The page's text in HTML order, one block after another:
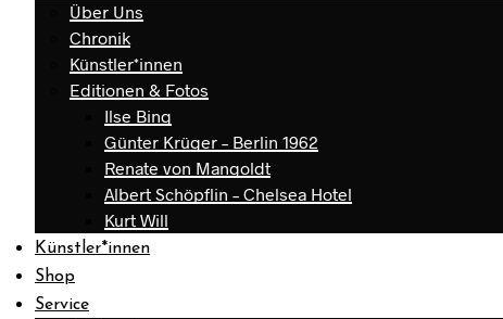
Über Uns
Chronik
Künstler*innen
Editionen & Fotos
Ilse Bing
Günter Krüger – Berlin 1962
Renate von Mangoldt
Albert Schöpflin – Chelsea Hotel
Kurt Will
Künstler*innen
Shop
Service